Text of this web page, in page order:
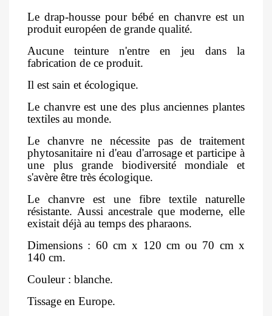
Le drap-housse pour bébé en chanvre est un
produit européen de grande qualité.
Aucune teinture n'entre en jeu dans la
fabrication de ce produit.
Il est sain et écologique.
Le chanvre est une des plus anciennes plantes
textiles au monde.
Le chanvre ne nécessite pas de traitement
phytosanitaire ni d'eau d'arrosage et participe à
une plus grande biodiversité mondiale et
s'avère être très écologique.
Le chanvre est une fibre textile naturelle
résistante. Aussi ancestrale que moderne, elle
existait déjà au temps des pharaons.
Dimensions : 60 cm x 120 cm ou 70 cm x
140 cm.
Couleur : blanche.
Tissage en Europe.